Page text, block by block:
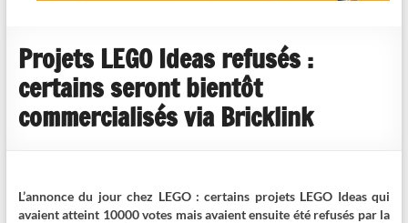
reviews
Projets LEGO Ideas refusés :
certains seront bientôt
commercialisés via Bricklink
L’annonce du jour chez LEGO : certains projets LEGO Ideas qui
avaient atteint 10000 votes mais avaient ensuite été refusés par la